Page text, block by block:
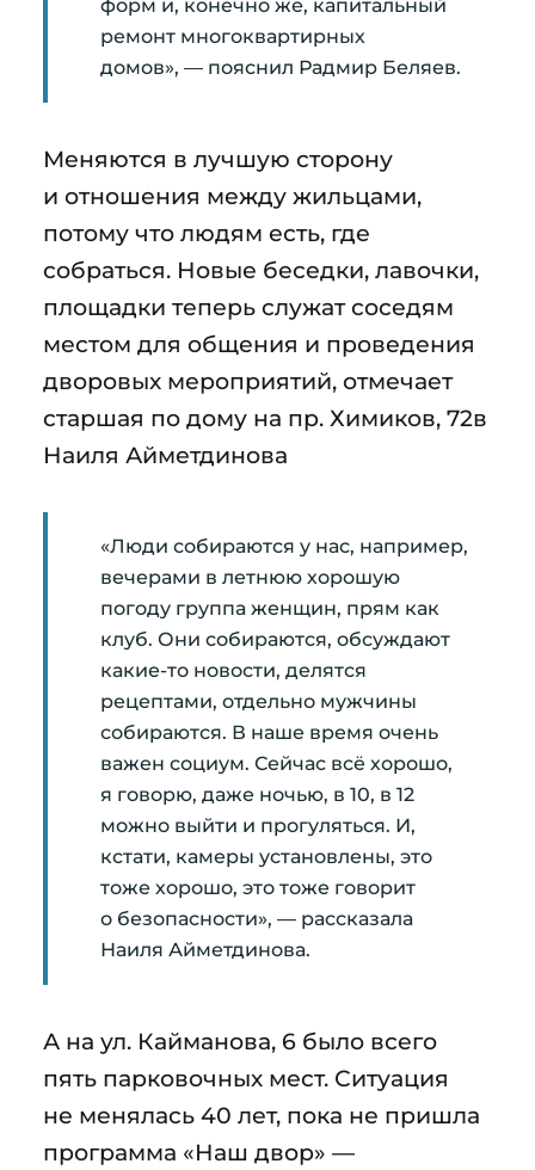
форм и, конечно же, капитальный
ремонт многоквартирных
домов», — пояснил Радмир Беляев.
Меняются в лучшую сторону
и отношения между жильцами,
потому что людям есть, где
собраться. Новые беседки, лавочки,
площадки теперь служат соседям
местом для общения и проведения
дворовых мероприятий, отмечает
старшая по дому на пр. Химиков, 72в
Наиля Айметдинова
«Люди собираются у нас, например,
вечерами в летнюю хорошую
погоду группа женщин, прям как
клуб. Они собираются, обсуждают
какие-то новости, делятся
рецептами, отдельно мужчины
собираются. В наше время очень
важен социум. Сейчас всё хорошо,
я говорю, даже ночью, в 10, в 12
можно выйти и прогуляться. И,
кстати, камеры установлены, это
тоже хорошо, это тоже говорит
о безопасности», — рассказала
Наиля Айметдинова.
А на ул. Кайманова, 6 было всего
пять парковочных мест. Ситуация
не менялась 40 лет, пока не пришла
программа «Наш двор» —